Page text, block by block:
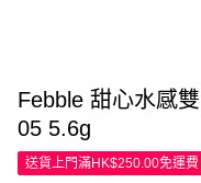
Febble 甜心水感
05 5.6g
送貨上門滿HK$250.00免運費